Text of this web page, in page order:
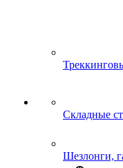
Складные
Шезлонги,